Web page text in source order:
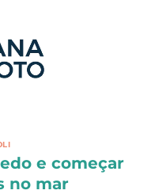
e começar
no mar